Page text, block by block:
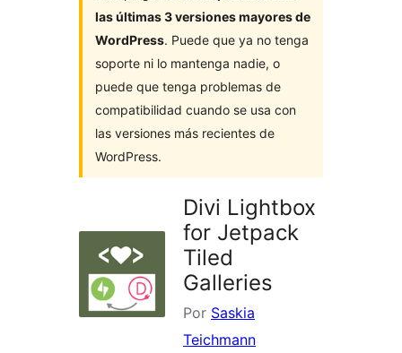
las últimas 3 versiones mayores de
WordPress. Puede que ya no tenga
soporte ni lo mantenga nadie, o
puede que tenga problemas de
compatibilidad cuando se usa con
las versiones más recientes de
WordPress.
Divi Lightbox
for Jetpack
Tiled
Galleries
Por Saskia
Teichmann